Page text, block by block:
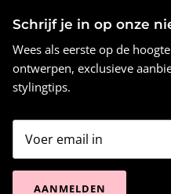
Schrijf je in op onze
Wees als eerste op de
ontwerpen, exclusieve
stylingtips.
AANMELDEN